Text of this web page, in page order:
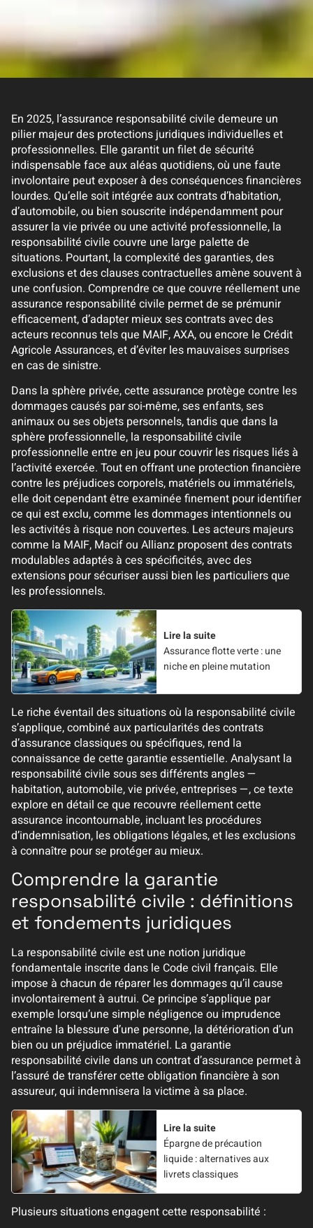
En 2025, l’assurance responsabilité civile demeure un
pilier majeur des protections juridiques individuelles et
professionnelles. Elle garantit un filet de sécurité
indispensable face aux aléas quotidiens, où une faute
involontaire peut exposer à des conséquences financières
lourdes. Qu’elle soit intégrée aux contrats d’habitation,
d’automobile, ou bien souscrite indépendamment pour
assurer la vie privée ou une activité professionnelle, la
responsabilité civile couvre une large palette de
situations. Pourtant, la complexité des garanties, des
exclusions et des clauses contractuelles amène souvent à
une confusion. Comprendre ce que couvre réellement une
assurance responsabilité civile permet de se prémunir
efficacement, d’adapter mieux ses contrats avec des
acteurs reconnus tels que MAIF, AXA, ou encore le Crédit
Agricole Assurances, et d’éviter les mauvaises surprises
en cas de sinistre.
Dans la sphère privée, cette assurance protège contre les
dommages causés par soi-même, ses enfants, ses
animaux ou ses objets personnels, tandis que dans la
sphère professionnelle, la responsabilité civile
professionnelle entre en jeu pour couvrir les risques liés à
l’activité exercée. Tout en offrant une protection financière
contre les préjudices corporels, matériels ou immatériels,
elle doit cependant être examinée finement pour identifier
ce qui est exclu, comme les dommages intentionnels ou
les activités à risque non couvertes. Les acteurs majeurs
comme la MAIF, Macif ou Allianz proposent des contrats
modulables adaptés à ces spécificités, avec des
extensions pour sécuriser aussi bien les particuliers que
les professionnels.
Lire la suite
Assurance flotte verte : une
niche en pleine mutation
Le riche éventail des situations où la responsabilité civile
s’applique, combiné aux particularités des contrats
d’assurance classiques ou spécifiques, rend la
connaissance de cette garantie essentielle. Analysant la
responsabilité civile sous ses différents angles —
habitation, automobile, vie privée, entreprises —, ce texte
explore en détail ce que recouvre réellement cette
assurance incontournable, incluant les procédures
d’indemnisation, les obligations légales, et les exclusions
à connaître pour se protéger au mieux.
Comprendre la garantie
responsabilité civile : définitions
et fondements juridiques
La responsabilité civile est une notion juridique
fondamentale inscrite dans le Code civil français. Elle
impose à chacun de réparer les dommages qu’il cause
involontairement à autrui. Ce principe s’applique par
exemple lorsqu’une simple négligence ou imprudence
entraîne la blessure d’une personne, la détérioration d’un
bien ou un préjudice immatériel. La garantie
responsabilité civile dans un contrat d’assurance permet à
l’assuré de transférer cette obligation financière à son
assureur, qui indemnisera la victime à sa place.
Lire la suite
Épargne de précaution
liquide : alternatives aux
livrets classiques
Plusieurs situations engagent cette responsabilité :